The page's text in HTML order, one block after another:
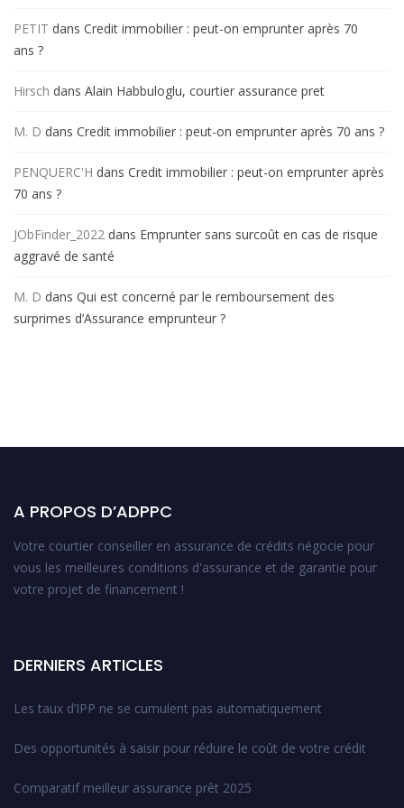
PETIT dans Credit immobilier : peut-on emprunter après 70
ans ?
Hirsch dans Alain Habbuloglu, courtier assurance pret
M. D dans Credit immobilier : peut-on emprunter après 70 ans ?
PENQUERC'H dans Credit immobilier : peut-on emprunter après
70 ans ?
JObFinder_2022 dans Emprunter sans surcoût en cas de risque
aggravé de santé
M. D dans Qui est concerné par le remboursement des
surprimes d’Assurance emprunteur ?
A PROPOS D’ADPPC
Votre courtier conseiller en assurance de crédits négocie pour
vous les meilleures conditions d'assurance et de garantie pour
votre projet de financement !
DERNIERS ARTICLES
Les taux d’IPP ne se cumulent pas automatiquement
Des opportunités à saisir pour réduire le coût de votre crédit
Comparatif meilleur assurance prêt 2025